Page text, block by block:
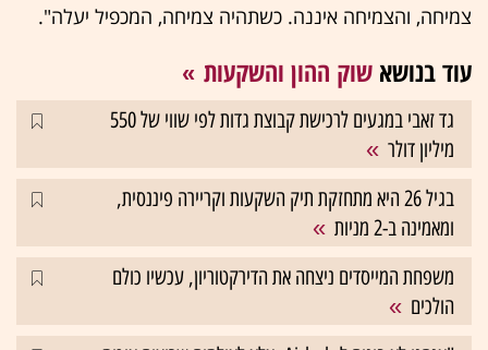
צמיחה, והצמיחה איננה. כשתהיה צמיחה, המכפיל יעלה".
עוד בנושא שוק ההון והשקעות
גד זאבי במגעים לרכישת קבוצת גדות לפי שווי של 550
מיליון דולר
בגיל 26 היא מתחזקת תיק השקעות וקריירה פיננסית,
ומאמינה ב-2 מניות
משפחת המייסדים ניצחה את הדירקטוריון, עכשיו כולם
הולכים